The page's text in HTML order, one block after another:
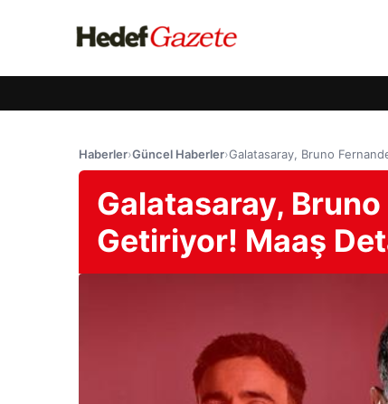
Haberler›Güncel Haberler›Galatasaray, Bruno
Galatasaray,
Getiriyor! Maaş